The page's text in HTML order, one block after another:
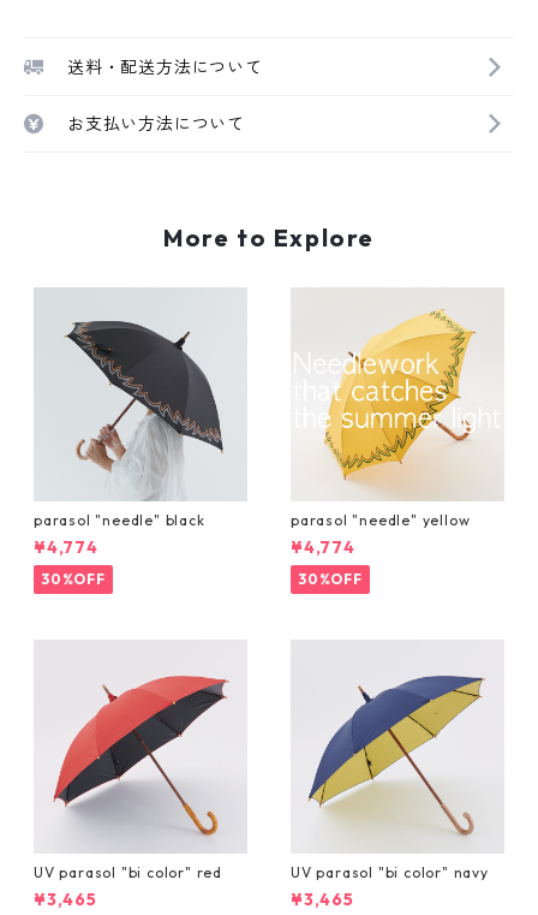
送料・配送方法について
お支払い方法について
More to Explore
parasol "needle" black
¥4,774
30%OFF
parasol "needle" yellow
¥4,774
30%OFF
UV parasol "bi color" red
¥3,465
UV parasol "bi color" navy
¥3,465